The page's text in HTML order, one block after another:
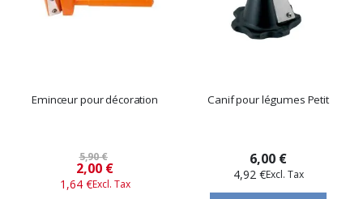
Eminceur pour décoration
5,90 €
Prix
​​
spécial
2,00 €
1,64 €
Canif pour légumes Petit
6,00 €
4,92 €